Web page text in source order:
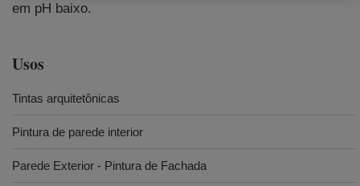
em pH baixo.
Usos
Tintas arquitetônicas
Pintura de parede interior
Parede Exterior - Pintura de Fachada